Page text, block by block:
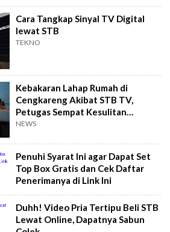
Cara Tangkap Sinyal TV Digital
lewat STB
TEKNO
Kebakaran Lahap Rumah di
Cengkareng Akibat STB TV,
Petugas Sempat Kesulitan
Padamkan Api
NEWS
Penuhi Syarat Ini agar Dapat Set
Top Box Gratis dan Cek Daftar
Penerimanya di Link Ini
Duhh! Video Pria Tertipu Beli STB
Lewat Online, Dapatnya Sabun